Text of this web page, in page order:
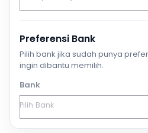
Preferensi Bank
Pilih bank jika sudah punya
ingin dibantu memilih.
Bank